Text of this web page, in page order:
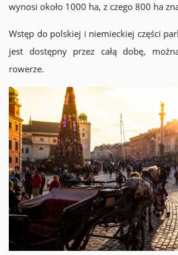
wynosi około 1000 ha, z czego 800 ha
Wstęp do polskiej i niemieckiej części
jest dostępny przez całą dobę,
rowerze.